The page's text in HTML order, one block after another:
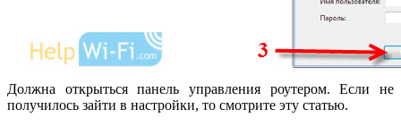
Должна открыться панель управления роутером. Если не
получилось зайти в настройки, то смотрите эту статью.